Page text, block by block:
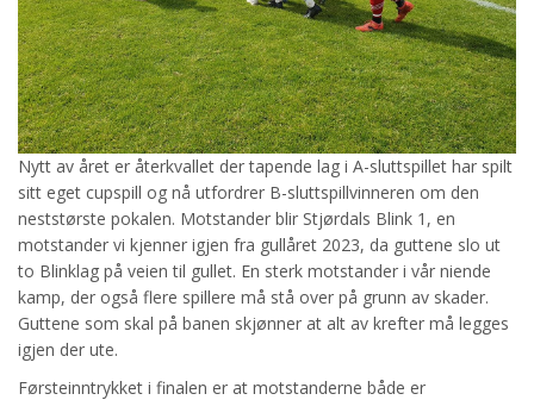
Nytt av året er återkvallet der tapende lag i A-sluttspillet har spilt
sitt eget cupspill og nå utfordrer B-sluttspillvinneren om den
neststørste pokalen. Motstander blir Stjørdals Blink 1, en
motstander vi kjenner igjen fra gullåret 2023, da guttene slo ut
to Blinklag på veien til gullet. En sterk motstander i vår niende
kamp, der også flere spillere må stå over på grunn av skader.
Guttene som skal på banen skjønner at alt av krefter må legges
igjen der ute.
Førsteinntrykket i finalen er at motstanderne både er